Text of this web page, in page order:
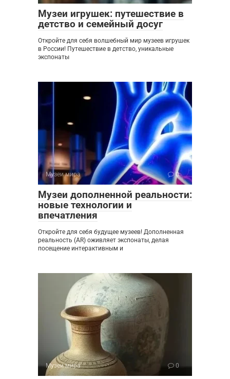
Музеи игрушек: путешествие в
детство и семейный досуг
Откройте для себя волшебный мир музеев игрушек
в России! Путешествие в детство, уникальные
экспонаты
Музеи мира 0
Музеи дополненной реальности:
новые технологии и
впечатления
Откройте для себя будущее музеев! Дополненная
реальность (AR) оживляет экспонаты, делая
посещение интерактивным и
Музеи мира 0